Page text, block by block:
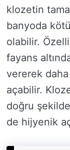
klozetin
banyoda
olabilir.
fayans
vererek
açabilir.
doğru
de hijyenik